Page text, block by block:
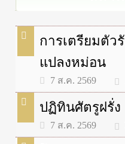
การเตรียมตั
แปลงหม่อน
7 ส.ค. 2569
ปฏิทินศัตรูฝรั่ง
7 ส.ค. 2569